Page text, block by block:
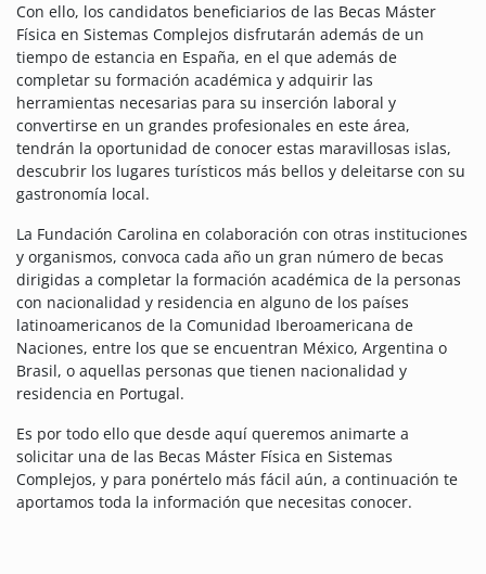
Con ello, los candidatos beneficiarios de las Becas Máster
Física en Sistemas Complejos disfrutarán además de un
tiempo de estancia en España, en el que además de
completar su formación académica y adquirir las
herramientas necesarias para su inserción laboral y
convertirse en un grandes profesionales en este área,
tendrán la oportunidad de conocer estas maravillosas islas,
descubrir los lugares turísticos más bellos y deleitarse con su
gastronomía local.
La Fundación Carolina en colaboración con otras instituciones
y organismos, convoca cada año un gran número de becas
dirigidas a completar la formación académica de la personas
con nacionalidad y residencia en alguno de los países
latinoamericanos de la Comunidad Iberoamericana de
Naciones, entre los que se encuentran México, Argentina o
Brasil, o aquellas personas que tienen nacionalidad y
residencia en Portugal.
Es por todo ello que desde aquí queremos animarte a
solicitar una de las Becas Máster Física en Sistemas
Complejos, y para ponértelo más fácil aún, a continuación te
aportamos toda la información que necesitas conocer.